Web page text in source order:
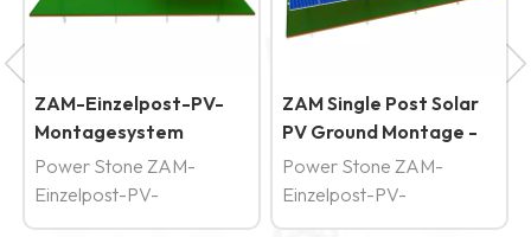
ZAM-Einzelpost-PV-
Montagesystem
Power Stone ZAM-
Einzelpost-PV-
Montagesystem sind so
ZAM Single Post Solar
PV Ground Montage -
System
Power Stone ZAM-
Einzelpost-PV-
Montagesystem sind so